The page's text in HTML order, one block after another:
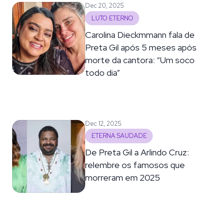
Dec 20, 2025
LUTO ETERNO
Carolina Dieckmmann fala de
Preta Gil após 5 meses após
morte da cantora: “Um soco
todo dia”
Dec 12, 2025
ETERNA SAUDADE
De Preta Gil a Arlindo Cruz:
relembre os famosos que
morreram em 2025